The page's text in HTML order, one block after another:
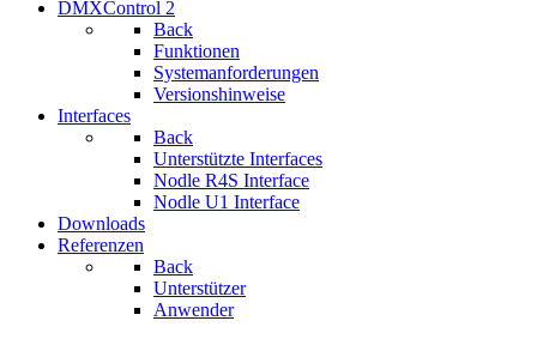
DMXControl 2
Back
Funktionen
Systemanforderungen
Versionshinweise
Interfaces
Back
Unterstützte Interfaces
Nodle R4S Interface
Nodle U1 Interface
Downloads
Referenzen
Back
Unterstützer
Anwender